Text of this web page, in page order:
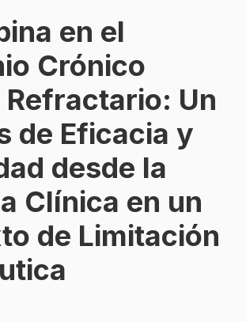
en el
Crónico
Refractario: Un
de Eficacia y
desde la
Clínica en un
de Limitación